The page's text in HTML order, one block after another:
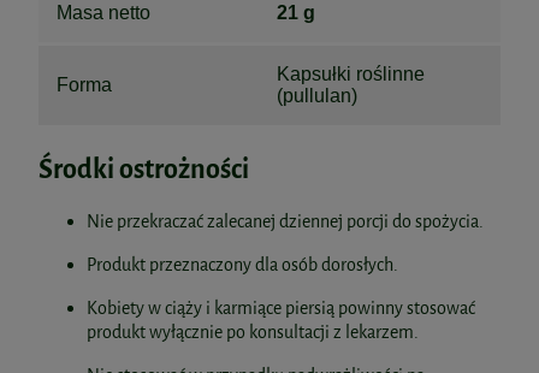
Masa netto 21 g
Forma
Kapsułki roślinne
(pullulan)
Środki ostrożności
Nie przekraczać zalecanej dziennej porcji do spożycia.
Produkt przeznaczony dla osób dorosłych.
Kobiety w ciąży i karmiące piersią powinny stosować
produkt wyłącznie po konsultacji z lekarzem.